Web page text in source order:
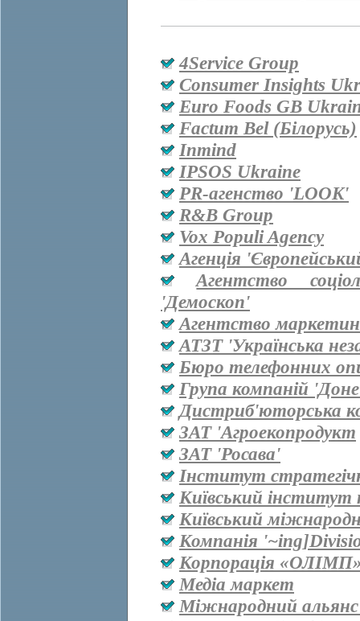
4Service Group
Consumer Insights
Euro Foods GB
Factum Bel (Білорусь)
Inmind
IPSOS Ukraine
PR-агенство 'LOOK'
R&B Group
Vox Populi Agency
Агенція
Агентство
'Демоскоп'
Агентство
АТЗТ 'Українська
Бюро телефонних
Група компаній
Дистриб'юторська
ЗАТ 'Агроекопродукт
ЗАТ 'Росава'
Інститут
Київський інститут
Київський
Компанія
Корпорація
Медіа маркет
Міжнародний